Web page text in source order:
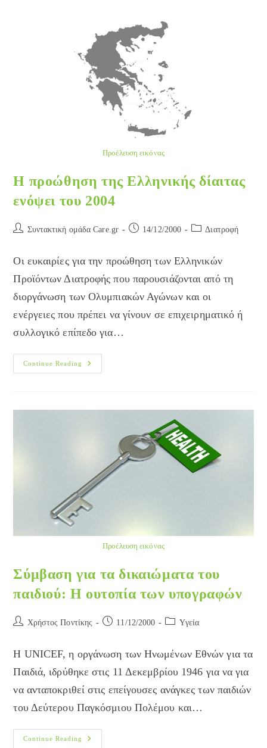
Προέλευση εικόνας
Η προώθηση της Ελληνικής δίαιτας
ενόψει του 2004
Post Συντακτική ομάδα Care.gr
Post 14/12/2000
Post Διατροφή
Οι ευκαιρίες για την προώθηση των Ελληνικών
Προϊόντων Διατροφής που παρουσιάζονται από τη
διοργάνωση των Ολυμπιακών Αγώνων και οι
ενέργειες που πρέπει να γίνουν σε επιχειρηματικό ή
συλλογικό επίπεδο για…
Continue Reading
Η
Προώθηση
Προέλευση εικόνας
Σύμβαση για τα δικαιώματα του
παιδιού: Η ουτοπία των υπογραφών
Post Χρήστος Ποντίκης
Post 11/12/2000
Post Yγεία
H UNICEF, η οργάνωση των Ηνωμένων Εθνών για τα
Παιδιά, ιδρύθηκε στις 11 Δεκεμβρίου 1946 για να για
να ανταποκριθεί στις επείγουσες ανάγκες των παιδιών
του Δεύτερου Παγκόσμιου Πολέμου και…
Continue Reading
Σύμβαση